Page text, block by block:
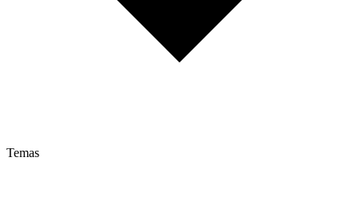
Temas